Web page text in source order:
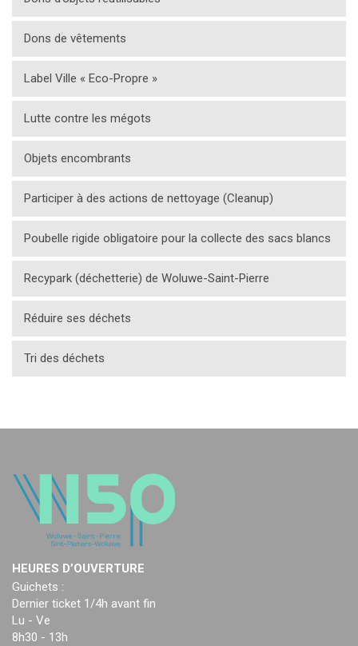
Dons de vêtements
Label Ville « Eco-Propre »
Lutte contre les mégots
Objets encombrants
Participer à des actions de nettoyage (Cleanup)
Poubelle rigide obligatoire pour la collecte des sacs blancs
Recypark (déchetterie) de Woluwe-Saint-Pierre
Réduire ses déchets
Tri des déchets
HEURES D’OUVERTURE
Guichets :
Dernier ticket 1/4h avant fin
Lu - Ve
8h30 - 13h